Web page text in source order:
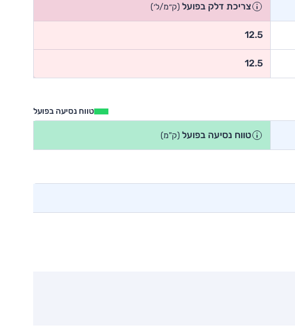
צריכת דלק בפועל (ק״מ/ל׳)
12.5
12.5
טווח נסיעה בפועל
טווח נסיעה בפועל (ק"מ)